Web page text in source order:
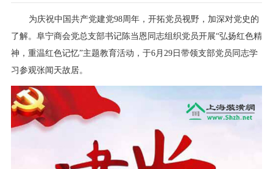
为庆祝中国共产党建党98周年，开拓党员视野，加深对党史的
了解。阜宁商会党总支部书记陈当恩同志组织党员开展“弘扬红色精
神，重温红色记忆”主题教育活动，于6月29日带领支部党员同志学
习参观张闻天故居。